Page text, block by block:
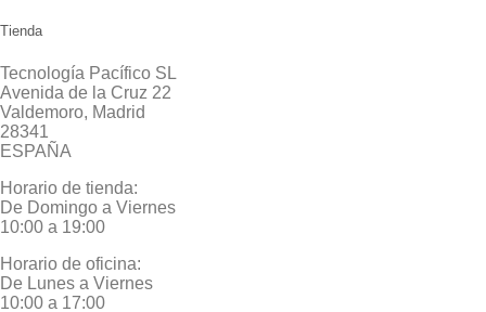
Tienda
Tecnología Pacífico SL
Avenida de la Cruz 22
Valdemoro, Madrid
28341
ESPAÑA
Horario de tienda:
De Domingo a Viernes
10:00 a 19:00
Horario de oficina:
De Lunes a Viernes
10:00 a 17:00